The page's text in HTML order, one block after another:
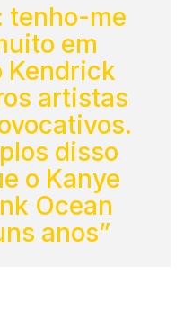
tenho-me
em
Kendrick
artistas
disso
o Kanye
Ocean
anos”